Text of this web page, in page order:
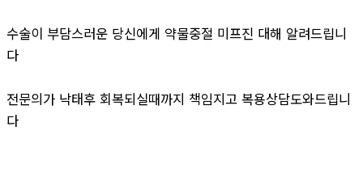
수술이 부담스러운 당신에게 약물중절 미프진 대해 알려드립니
다
전문의가 낙태후 회복되실때까지 책임지고 복용상담도와드립니
다